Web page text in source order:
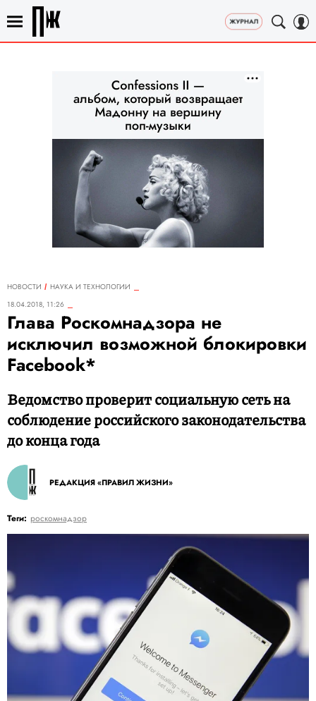
НОВОСТИ
НАУКА И ТЕХНОЛОГИИ
18.04.2018, 11:26
Глава Роскомнадзора не
исключил возможной блокировки
Facebook*
Ведомство проверит социальную сеть на
соблюдение российского законодательства
до конца года
РЕДАКЦИЯ «ПРАВИЛ ЖИЗНИ»
Теги: роскомнадзор